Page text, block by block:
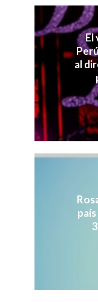
El
al